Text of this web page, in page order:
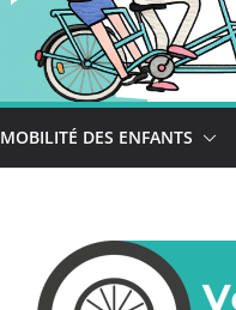
MOBILITÉ DES ENFANTS